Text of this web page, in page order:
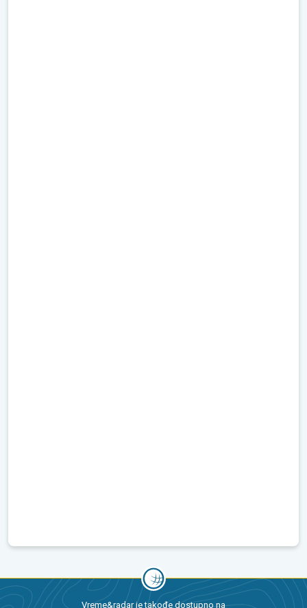
Vreme&radar je takođe dostupno na